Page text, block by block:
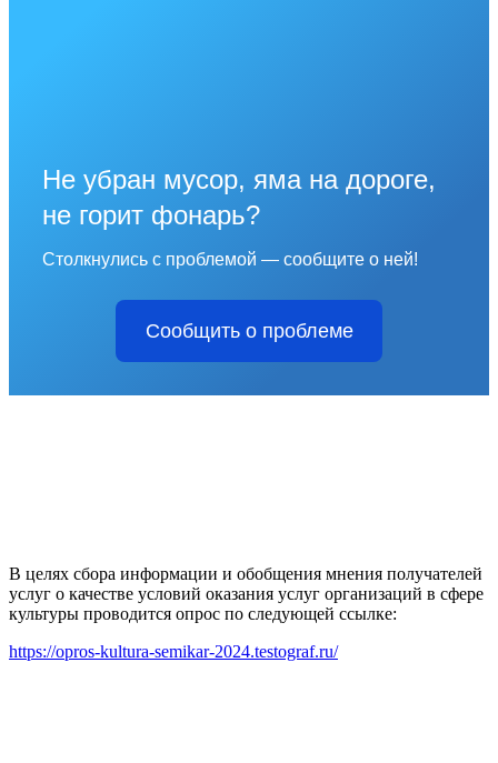
Не убран мусор, яма на дороге,
не горит фонарь?
Столкнулись с проблемой — сообщите о ней!
Сообщить о проблеме
В целях сбора информации и обобщения мнения получателей
услуг о качестве условий оказания услуг организаций в сфере
культуры проводится опрос по следующей ссылке:
https://opros-kultura-semikar-2024.testograf.ru/